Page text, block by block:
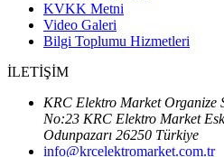
KVKK Metni
Video Galeri
Bilgi Toplumu Hizmetleri
İLETİŞİM
KRC Elektro Market Organize
No:23 KRC Elektro Market
Odunpazarı 26250 Türkiye
info@krcelektromarket.com.tr